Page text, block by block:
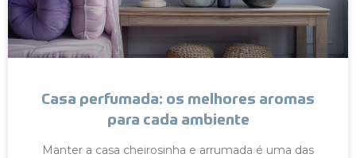
Casa perfumada: os melhores aromas
para cada ambiente
Manter a casa cheirosinha e arrumada é uma das